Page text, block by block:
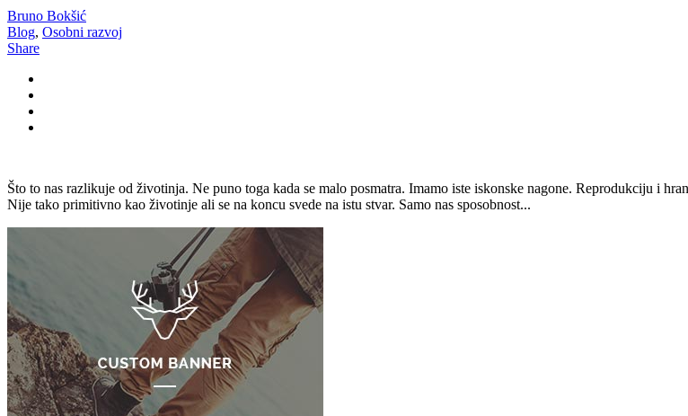
Bruno Bokšić
Blog, Osobni razvoj
Share
Što to nas razlikuje od životinja. Ne puno toga kada se malo posmatra. Imamo iste iskonske nagone. Reprodukciju i
Nije tako primitivno kao životinje ali se na koncu svede na istu stvar. Samo nas sposobnost...